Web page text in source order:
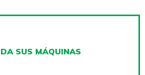
SUS MÁQUINAS